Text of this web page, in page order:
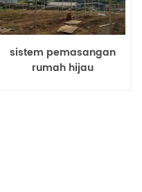
sistem pemasangan
rumah hijau